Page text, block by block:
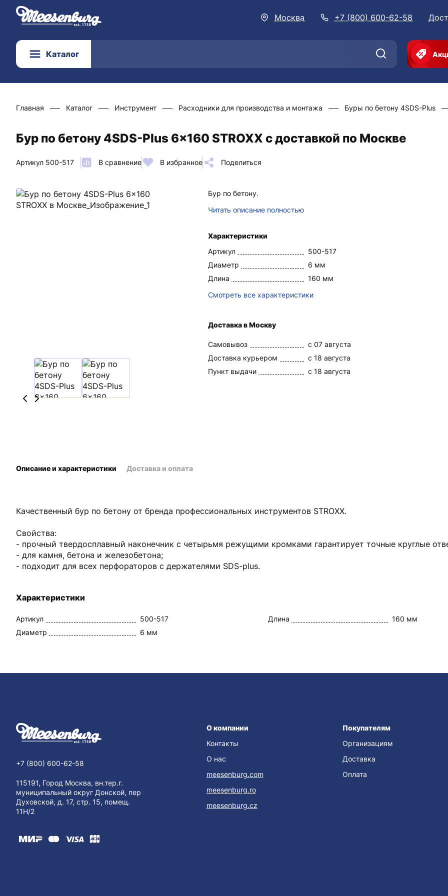
Москва +7 (800) 600-62-58
Каталог
Главная Каталог Инструмент Расходники для производства и монтажа Буры по бетону 4SDS-Plus
Бур по бетону 4SDS-Plus 6x160 STROXX с доставкой по Москве
Артикул 500-517 В сравнение В избранное Поделиться
Бур по бетону.
Читать описание полностью
Характеристики
Артикул
500-517
Диаметр
6 мм
Длина
160 мм
Смотреть все характеристики
Доставка в Москву
Самовывоз
c 07 августа
Доставка курьером
c 18 августа
Пункт выдачи
c 18 августа
Качественный бур по бетону от бренда профессиональных инструментов STROXX.
Свойства:
- прочный твердосплавный наконечник с четырьмя режущими кромками гарантирует точные круглые
- для камня, бетона и железобетона;
- подходит для всех перфораторов с держателями SDS-plus.
Характеристики
Артикул
500-517
Диаметр
6 мм
Длина 160 мм
Описание и характеристики Доставка и оплата
+7 (800) 600-62-58
115191, Город Москва, вн.тер.г.
муниципальный округ Донской, пер
Духовской, д. 17, стр. 15, помещ.
11Н/2
О компании
Контакты
О нас
meesenburg.com
meesenburg.ro
meesenburg.cz
Покупателям
Организациям
Доставка
Оплата